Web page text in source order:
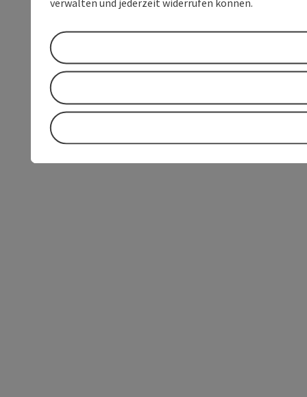
verwalten und jederzeit widerrufen können.